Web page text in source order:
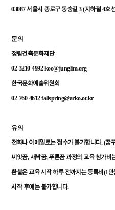
03087서울시 종로구 동숭길3 (지하철4호선
문의
정림건축문화재단
02-3210-4992 koo@junglim.org
한국문화예술위원회
02-760-4612 fallspring@arko.or.kr
유의
전화나 이메일로는접수가 불가합니다. (꿈
씨앗꿈,새싹꿈, 푸른꿈 과정의 교육 참가비
환불은 교육 시작하루 전까지는 등록비 (1만
시작 후에는 불가합니다.